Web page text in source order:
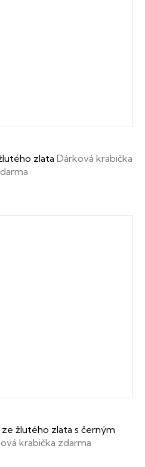
zlata Dárková krabička
žlutého zlata s černým
krabička zdarma